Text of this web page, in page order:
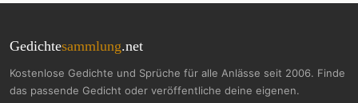
Gedichtesammlung.net
Kostenlose Gedichte und Sprüche für alle Anlässe seit 2006. Finde
das passende Gedicht oder veröffentliche deine eigenen.